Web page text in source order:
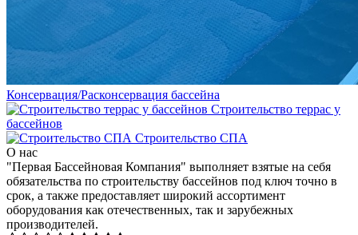
Консервация/Расконсервация бассейна
Строительство террас у
бассейнов
Строительство СПА
О нас
"Первая Бассейновая Компания" выполняет взятые на себя
обязательства по строительству бассейнов под ключ точно в
срок, а также предоставляет широкий ассортимент
оборудования как отечественных, так и зарубежных
производителей.